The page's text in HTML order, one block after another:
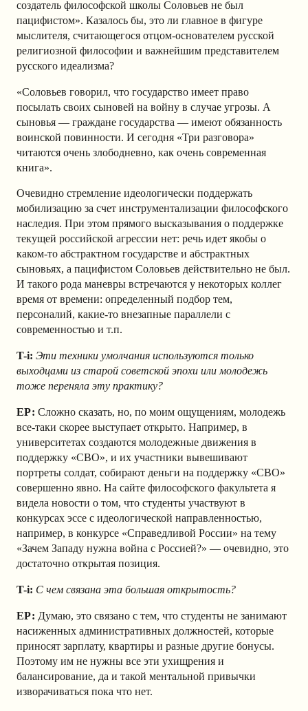
создатель философской школы Соловьев не был
пацифистом». Казалось бы, это ли главное в фигуре
мыслителя, считающегося отцом-основателем русской
религиозной философии и важнейшим представителем
русского идеализма?
«Соловьев говорил, что государство имеет право
посылать своих сыновей на войну в случае угрозы. А
сыновья — граждане государства — имеют обязанность
воинской повинности. И сегодня «Три разговора»
читаются очень злободневно, как очень современная
книга».
Очевидно стремление идеологически поддержать
мобилизацию за счет инструментализации философского
наследия. При этом прямого высказывания о поддержке
текущей российской агрессии нет: речь идет якобы о
каком-то абстрактном государстве и абстрактных
сыновьях, а пацифистом Соловьев действительно не был.
И такого рода маневры встречаются у некоторых коллег
время от времени: определенный подбор тем,
персоналий, какие-то внезапные параллели с
современностью и т.п.
T-i: Эти техники умолчания используются только
выходцами из старой советской эпохи или молодежь
тоже переняла эту практику?
ЕР: Сложно сказать, но, по моим ощущениям, молодежь
все-таки скорее выступает открыто. Например, в
университетах создаются молодежные движения в
поддержку «СВО», и их участники вывешивают
портреты солдат, собирают деньги на поддержку «СВО»
совершенно явно. На сайте философского факультета я
видела новости о том, что студенты участвуют в
конкурсах эссе с идеологической направленностью,
например, в конкурсе «Справедливой России» на тему
«Зачем Западу нужна война с Россией?» — очевидно, это
достаточно открытая позиция.
T-i: С чем связана эта большая открытость?
ЕР: Думаю, это связано с тем, что студенты не занимают
насиженных административных должностей, которые
приносят зарплату, квартиры и разные другие бонусы.
Поэтому им не нужны все эти ухищрения и
балансирование, да и такой ментальной привычки
изворачиваться пока что нет.